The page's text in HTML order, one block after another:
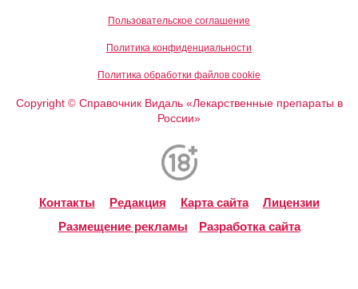
Пользовательское соглашение
Политика конфиденциальности
Политика обработки файлов cookie
Copyright ©Справочник Видаль «Лекарственные препараты в
России»
Контакты Редакция Карта сайта
Лицензии
Размещение рекламы
Разработка сайта